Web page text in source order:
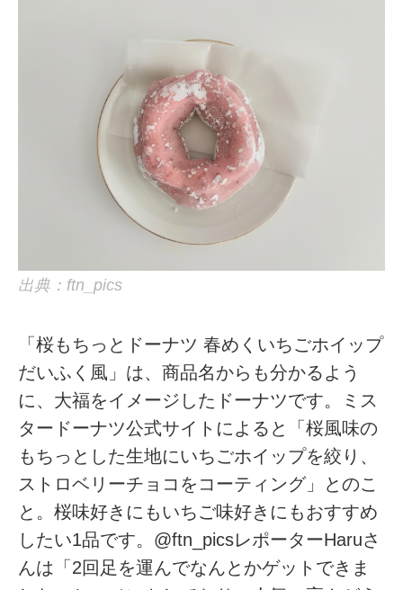
出典：ftn_pics
「桜もちっとドーナツ 春めくいちごホイップ
だいふく風」は、商品名からも分かるよう
に、大福をイメージしたドーナツです。ミス
タードーナツ公式サイトによると「桜風味の
もちっとした生地にいちごホイップを絞り、
ストロベリーチョコをコーティング」とのこ
と。桜味好きにもいちご味好きにもおすすめ
したい1品です。@ftn_picsレポーターHaruさ
んは「2回足を運んでなんとかゲットできま